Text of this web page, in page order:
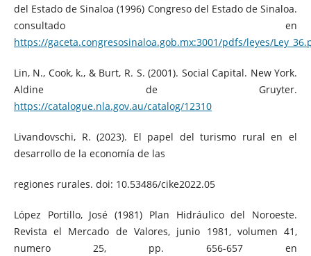
del Estado de Sinaloa (1996) Congreso del Estado de Sinaloa.
consultado en
https://gaceta.congresosinaloa.gob.mx:3001/pdfs/leyes/
Lin, N., Cook, k., & Burt, R. S. (2001). Social Capital. New York.
Aldine de Gruyter.
https://catalogue.nla.gov.au/catalog/12310
Livandovschi, R. (2023). El papel del turismo rural en el
desarrollo de la economía de las
regiones rurales. doi: 10.53486/cike2022.05
López Portillo, José (1981) Plan Hidráulico del Noroeste.
Revista el Mercado de Valores, junio 1981, volumen 41,
numero 25, pp. 656-657 en